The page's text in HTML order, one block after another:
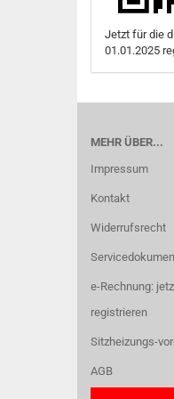
Jetzt für die
01.01.2025
MEHR ÜBER...
Impressum
Kontakt
Widerrufsrecht
e-Rechnung:
registrieren
Sitzheizungs-
AGB